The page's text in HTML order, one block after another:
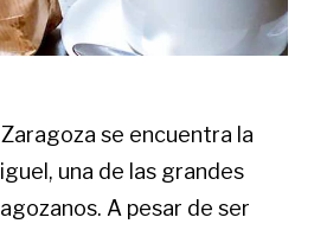
se encuentra la
una de las grandes
A pesar de ser